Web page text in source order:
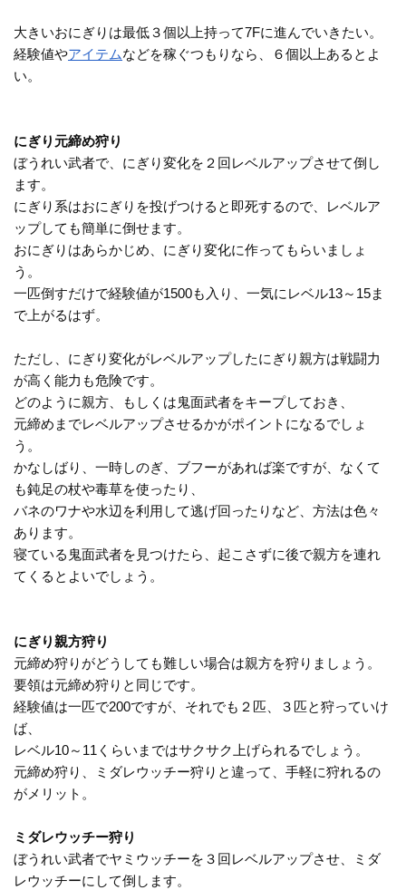
大きいおにぎりは最低３個以上持って7Fに進んでいきたい。
経験値やアイテムなどを稼ぐつもりなら、６個以上あるとよ
い。
にぎり元締め狩り
ぼうれい武者で、にぎり変化を２回レベルアップさせて倒し
ます。
にぎり系はおにぎりを投げつけると即死するので、レベルア
ップしても簡単に倒せます。
おにぎりはあらかじめ、にぎり変化に作ってもらいましょ
う。
一匹倒すだけで経験値が1500も入り、一気にレベル13～15ま
で上がるはず。
ただし、にぎり変化がレベルアップしたにぎり親方は戦闘力
が高く能力も危険です。
どのように親方、もしくは鬼面武者をキープしておき、
元締めまでレベルアップさせるかがポイントになるでしょ
う。
かなしばり、一時しのぎ、ブフーがあれば楽ですが、なくて
も鈍足の杖や毒草を使ったり、
バネのワナや水辺を利用して逃げ回ったりなど、方法は色々
あります。
寝ている鬼面武者を見つけたら、起こさずに後で親方を連れ
てくるとよいでしょう。
にぎり親方狩り
元締め狩りがどうしても難しい場合は親方を狩りましょう。
要領は元締め狩りと同じです。
経験値は一匹で200ですが、それでも２匹、３匹と狩っていけ
ば、
レベル10～11くらいまではサクサク上げられるでしょう。
元締め狩り、ミダレウッチー狩りと違って、手軽に狩れるの
がメリット。
ミダレウッチー狩り
ぼうれい武者でヤミウッチーを３回レベルアップさせ、ミダ
レウッチーにして倒します。